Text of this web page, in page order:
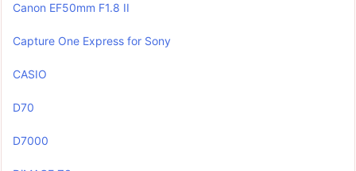
Canon EF50mm F1.8 II
Capture One Express for Sony
CASIO
D70
D7000